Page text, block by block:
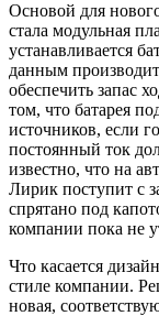
Основой для
стала модульная
устанавливается
данным
обеспечить запас
том, что батарея
источников, если
постоянный ток
известно, что на
Лирик поступит с
спрятано под
компании пока не
Что касается
стиле компании.
новая,